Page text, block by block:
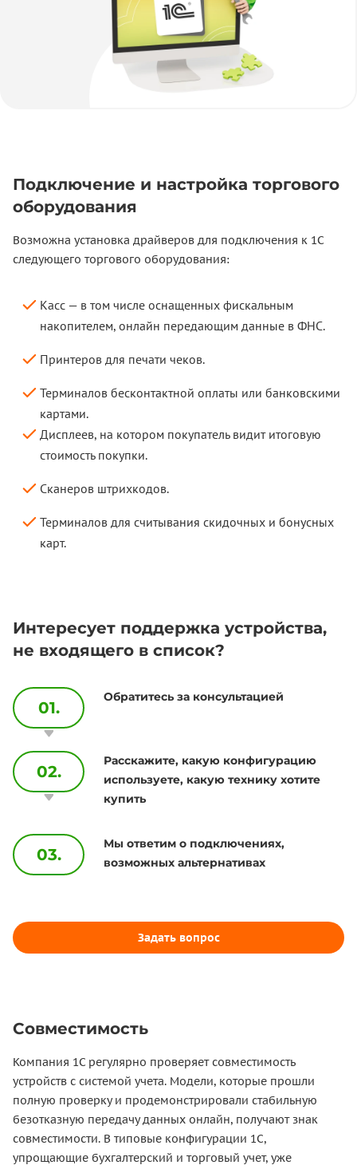
Подключение и настройка торгового
оборудования
Возможна установка драйверов для подключения к 1С
следующего торгового оборудования:
Касс — в том числе оснащенных фискальным
накопителем, онлайн передающим данные в ФНС.
Принтеров для печати чеков.
Терминалов бесконтактной оплаты или банковскими
картами.
Дисплеев, на котором покупатель видит итоговую
стоимость покупки.
Сканеров штрихкодов.
Терминалов для считывания скидочных и бонусных
карт.
Интересует поддержка устройства,
не входящего в список?
01.
Обратитесь за консультацией
02.
Расскажите, какую конфигурацию
используете, какую технику хотите
купить
03.
Мы ответим о подключениях,
возможных альтернативах
Задать вопрос
Совместимость
Компания 1С регулярно проверяет совместимость
устройств с системой учета. Модели, которые прошли
полную проверку и продемонстрировали стабильную
безотказную передачу данных онлайн, получают знак
совместимости. В типовые конфигурации 1С,
упрощающие бухгалтерский и торговый учет, уже